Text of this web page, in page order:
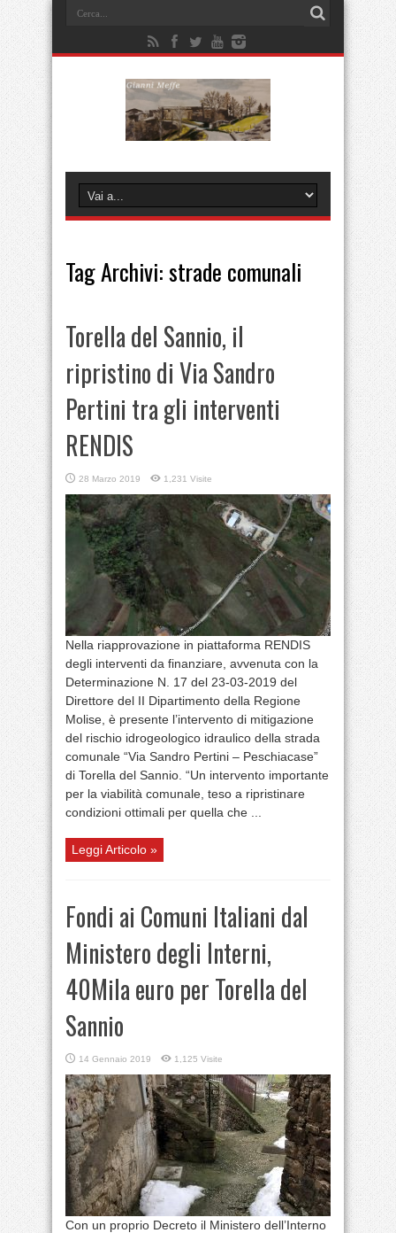
Tag Archivi:strade comunali
Torella del Sannio, il
ripristino di Via Sandro
Pertini tra gli interventi
RENDIS
28 Marzo 2019 1,231 Visite
Nella riapprovazione in piattaforma RENDIS
degli interventi da finanziare, avvenuta con la
Determinazione N. 17 del 23-03-2019 del
Direttore del II Dipartimento della Regione
Molise, è presente l’intervento di mitigazione
del rischio idrogeologico idraulico della strada
comunale “Via Sandro Pertini – Peschiacase”
di Torella del Sannio. “Un intervento importante
per la viabilità comunale, teso a ripristinare
condizioni ottimali per quella che ...
Leggi Articolo »
Fondi ai Comuni Italiani dal
Ministero degli Interni,
40Mila euro per Torella del
Sannio
14 Gennaio 2019 1,125 Visite
Con un proprio Decreto il Ministero dell’Interno